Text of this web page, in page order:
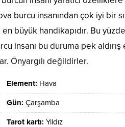
burcu insanından çok iyi bir
büyük handikapıdır. Bu
insanı bu duruma pek
Önyargılı değildirler.
Element: Hava
Gün: Çarşamba
Tarot kartı: Yıldız